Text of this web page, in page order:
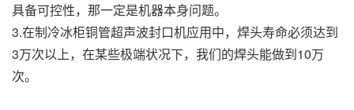
具备可控性，那一定是机器本身问题。
3.在制冷冰柜铜管超声波封口机应用中，焊头寿命必须达到
3万次以上，在某些极端状况下，我们的焊头能做到10万
次。